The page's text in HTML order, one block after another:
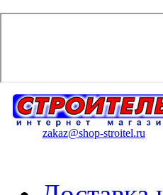
zakaz@shop-stroitel.ru